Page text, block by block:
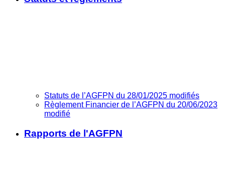
Statuts de l’AGFPN du 28/01/2025 modifiés
Règlement Financier de l’AGFPN du 20/06/2023
modifié
Rapports de l'AGFPN